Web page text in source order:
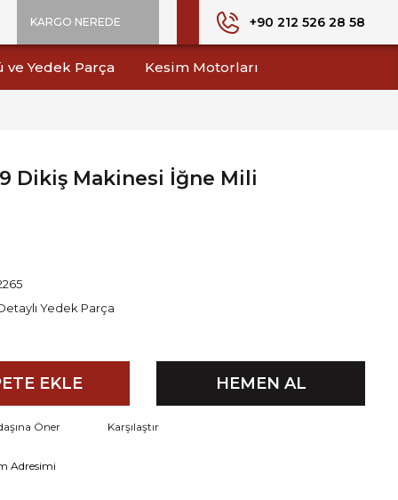
KARGO NEREDE +90 212 526 28 58
ve Yedek Parça Kesim Motorları
Dikiş Makinesi İğne Mili
Yedek Parça
EKLE HEMEN AL
Öner Karşılaştır
Adresimi